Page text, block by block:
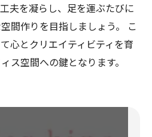
夫を凝らし、足を運ぶたびに
間作りを目指しましょう。 こ
心とクリエイティビティを育
ス空間への鍵となります。